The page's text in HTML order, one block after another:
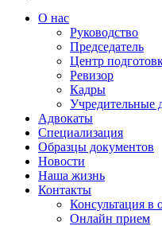
О нас
Руководство
Председатель
Центр
Ревизор
Кадры
Учредительные
Адвокаты
Специализация
Образцы документов
Новости
Наша жизнь
Контакты
Консультация в
Онлайн прием